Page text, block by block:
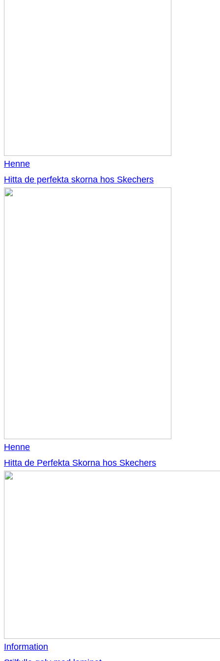
Henne
Hitta de perfekta skorna hos Skechers
Henne
Hitta de Perfekta Skorna hos Skechers
Information